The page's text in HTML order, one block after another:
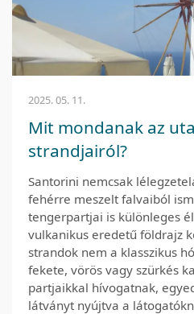
2025. 05. 11.
Mit mondanak az
strandjairól?
Santorini nemcsak
fehérre meszelt falvaiból
tengerpartjai is különleges
vulkanikus eredetű földrajz
strandok nem a klasszikus
fekete, vörös vagy szürkés
partjaikkal hívogatnak,
látványt nyújtva a